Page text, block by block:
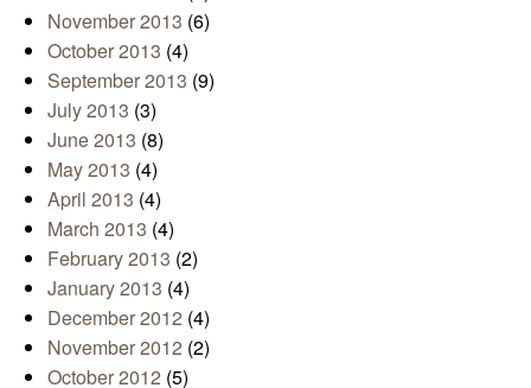
November 2013 (6)
October 2013 (4)
September 2013 (9)
July 2013 (3)
June 2013 (8)
May 2013 (4)
April 2013 (4)
March 2013 (4)
February 2013 (2)
January 2013 (4)
December 2012 (4)
November 2012 (2)
October 2012 (5)